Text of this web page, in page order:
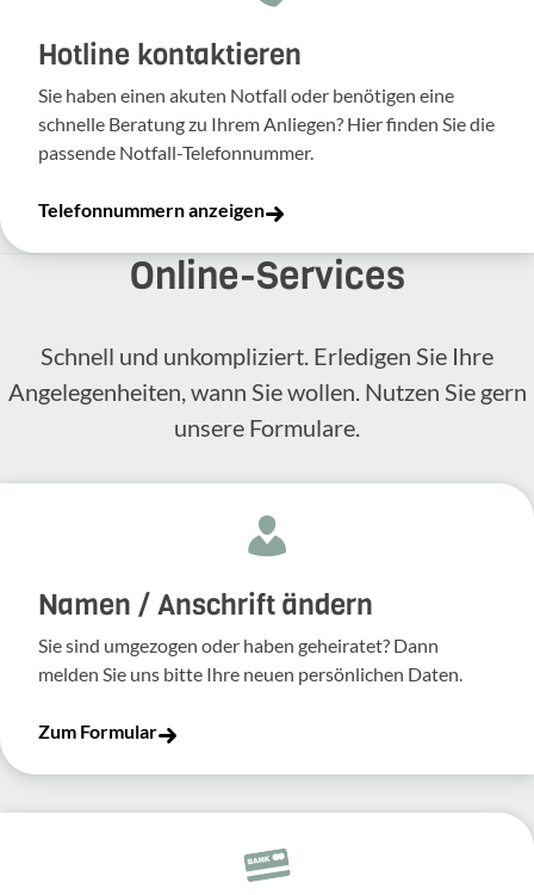
Hotline kontaktieren
Sie haben einen akuten Notfall oder benötigen eine
schnelle Beratung zu Ihrem Anliegen? Hier finden Sie die
passende Notfall-Telefonnummer.
Telefonnummern anzeigen
Online-​Services
Schnell und unkompliziert. Erledigen Sie Ihre
Angelegenheiten, wann Sie wollen. Nutzen Sie gern
unsere Formulare.
Namen / Anschrift ändern
Sie sind umgezogen oder haben geheiratet? Dann
melden Sie uns bitte Ihre neuen persönlichen Daten.
Zum Formular